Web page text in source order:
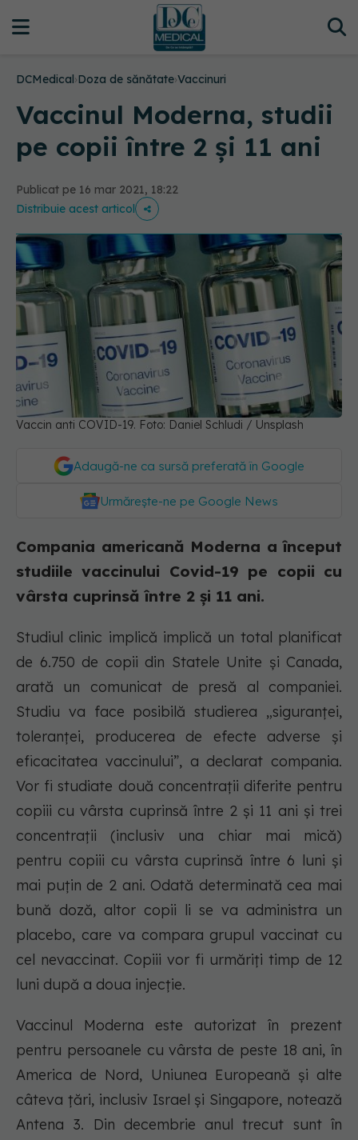
DCMedical›Doza de sănătate›Vaccinuri
Vaccinul Moderna, studii
pe copii între 2 și 11 ani
Publicat pe 16 mar 2021, 18:22
Distribuie acest articol
Vaccin anti COVID-19. Foto: Daniel Schludi / Unsplash
Adaugă-ne ca sursă preferată în Google
Urmărește-ne pe Google News
Compania americană Moderna a început
studiile vaccinului Covid-19 pe copii cu
vârsta cuprinsă între 2 și 11 ani.
Studiul clinic implică implică un total planificat
de 6.750 de copii din Statele Unite şi Canada,
arată un comunicat de presă al companiei.
Studiu va face posibilă studierea „siguranţei,
toleranţei, producerea de efecte adverse şi
eficacitatea vaccinului”, a declarat compania.
Vor fi studiate două concentraţii diferite pentru
copiii cu vârsta cuprinsă între 2 şi 11 ani şi trei
concentraţii (inclusiv una chiar mai mică)
pentru copiii cu vârsta cuprinsă între 6 luni şi
mai puţin de 2 ani. Odată determinată cea mai
bună doză, altor copii li se va administra un
placebo, care va compara grupul vaccinat cu
cel nevaccinat. Copiii vor fi urmăriţi timp de 12
luni după a doua injecţie.
Vaccinul Moderna este autorizat în prezent
pentru persoanele cu vârsta de peste 18 ani, în
America de Nord, Uniunea Europeană şi alte
câteva ţări, inclusiv Israel şi Singapore, notează
Antena 3. Din decembrie anul trecut sunt în